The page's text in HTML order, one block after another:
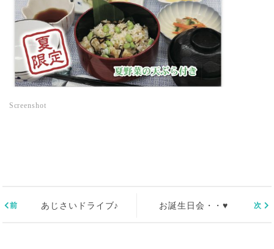
Screenshot
あじさいドライブ♪ お誕生日会・・♥